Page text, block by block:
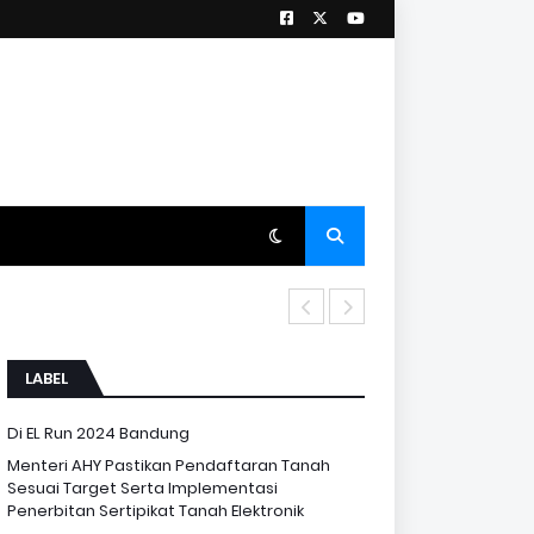
LABEL
Di EL Run 2024 Bandung
Menteri AHY Pastikan Pendaftaran Tanah
Sesuai Target Serta Implementasi
Penerbitan Sertipikat Tanah Elektronik